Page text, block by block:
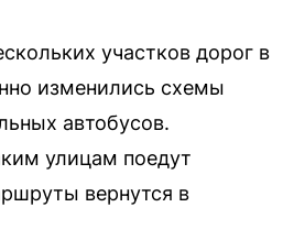
участков дорог в
изменились схемы
автобусов.
улицам поедут
вернутся в